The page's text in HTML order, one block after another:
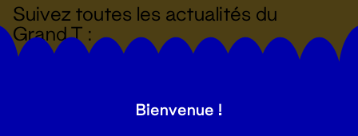
Suivez toutes les actualités du
Grand T :
Bienvenue !